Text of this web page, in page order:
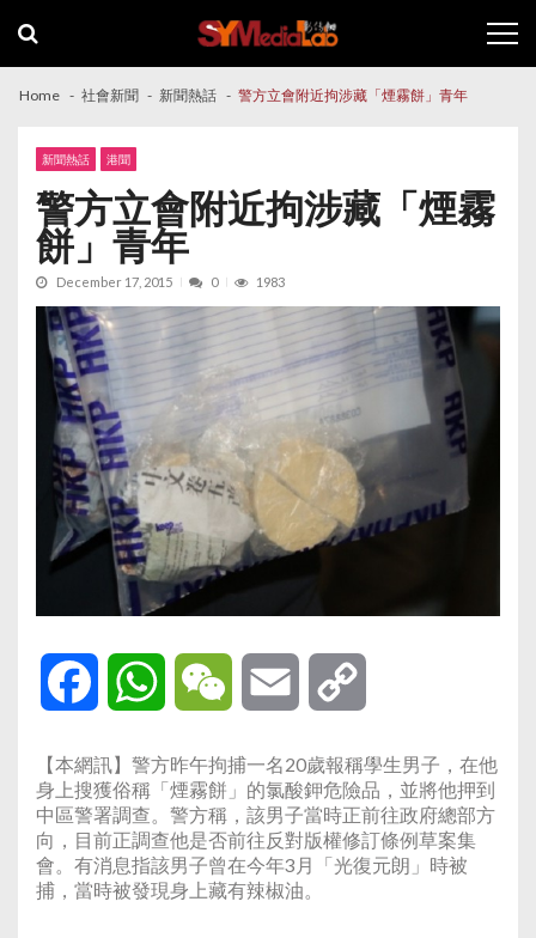
navigation
content
Home 社會新聞 新聞熱話 警方立會附近拘涉藏「煙霧餅」青年
新聞熱話 港聞
警方立會附近拘涉藏「煙霧
餅」青年
December 17, 2015 0 1983
Facebook WhatsAppWeChat Email
【本網訊】警方昨午拘捕一名20歲報稱學生男子，在他
身上搜獲俗稱「煙霧餅」的氯酸鉀危險品，並將他押到
中區警署調查。警方稱，該男子當時正前往政府總部方
向，目前正調查他是否前往反對版權修訂條例草案集
會。有消息指該男子曾在今年3月「光復元朗」時被
捕，當時被發現身上藏有辣椒油。